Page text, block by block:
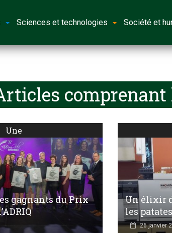
Sciences et technologies Société et
comprenant
Une
gagnants du Prix
Un élixir
les
26 janvier